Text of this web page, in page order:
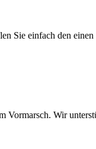
Sie einfach den
Vormarsch. Wir